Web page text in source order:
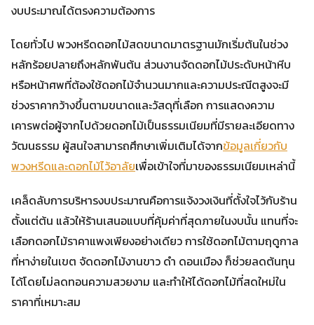
งบประมาณได้ตรงความต้องการ
โดยทั่วไป พวงหรีดดอกไม้สดขนาดมาตรฐานมักเริ่มต้นในช่วง
หลักร้อยปลายถึงหลักพันต้น ส่วนงานจัดดอกไม้ประดับหน้าหีบ
หรือหน้าศพที่ต้องใช้ดอกไม้จำนวนมากและความประณีตสูงจะมี
ช่วงราคากว้างขึ้นตามขนาดและวัสดุที่เลือก การแสดงความ
เคารพต่อผู้จากไปด้วยดอกไม้เป็นธรรมเนียมที่มีรายละเอียดทาง
วัฒนธรรม ผู้สนใจสามารถศึกษาเพิ่มเติมได้จากข้อมูลเกี่ยวกับ
พวงหรีดและดอกไม้ไว้อาลัยเพื่อเข้าใจที่มาของธรรมเนียมเหล่านี้
เคล็ดลับการบริหารงบประมาณคือการแจ้งวงเงินที่ตั้งใจไว้กับร้าน
ตั้งแต่ต้น แล้วให้ร้านเสนอแบบที่คุ้มค่าที่สุดภายในงบนั้น แทนที่จะ
เลือกดอกไม้ราคาแพงเพียงอย่างเดียว การใช้ดอกไม้ตามฤดูกาล
ที่หาง่ายในเขต จัดดอกไม้งานขาว ดํา ดอนเมือง ก็ช่วยลดต้นทุน
ได้โดยไม่ลดทอนความสวยงาม และทำให้ได้ดอกไม้ที่สดใหม่ใน
ราคาที่เหมาะสม